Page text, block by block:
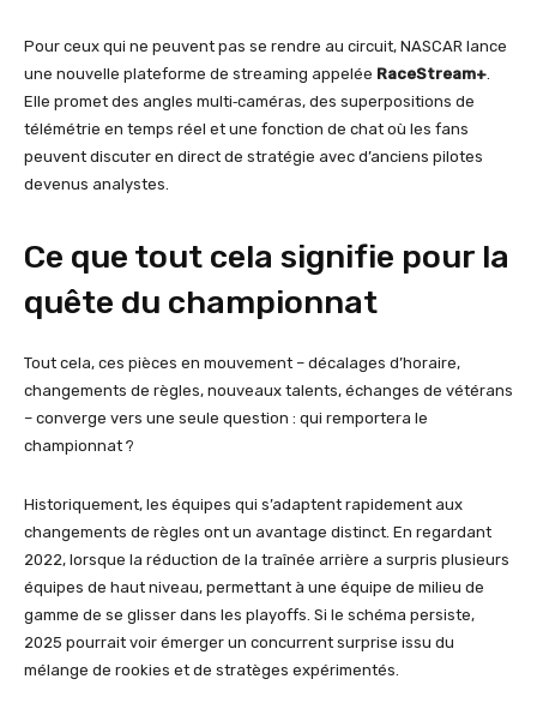
Pour ceux qui ne peuvent pas se rendre au circuit, NASCAR lance
une nouvelle plateforme de streaming appelée RaceStream+
Elle promet des angles multi‑caméras, des superpositions de
télémétrie en temps réel et une fonction de chat où les fans
peuvent discuter en direct de stratégie avec d’anciens pilotes
devenus analystes.
Ce que tout cela signifie pour la
quête du championnat
Tout cela, ces pièces en mouvement – décalages d’horaire,
changements de règles, nouveaux talents, échanges de vétérans
– converge vers une seule question : qui remportera le
championnat ?
Historiquement, les équipes qui s’adaptent rapidement aux
changements de règles ont un avantage distinct. En regardant
2022, lorsque la réduction de la traînée arrière a surpris plusieurs
équipes de haut niveau, permettant à une équipe de milieu de
gamme de se glisser dans les playoffs. Si le schéma persiste,
2025 pourrait voir émerger un concurrent surprise issu du
mélange de rookies et de stratèges expérimentés.